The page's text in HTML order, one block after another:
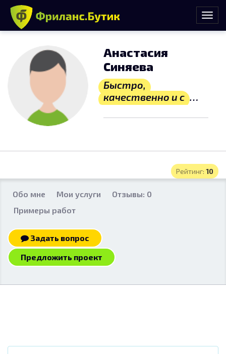
Анастасия
Синяева
Быстро,
качественно и с
душой
Рейтинг: 10
Обо мне Мои услуги
Отзывы: 0
Примеры работ
Задать вопрос
Предложить проект